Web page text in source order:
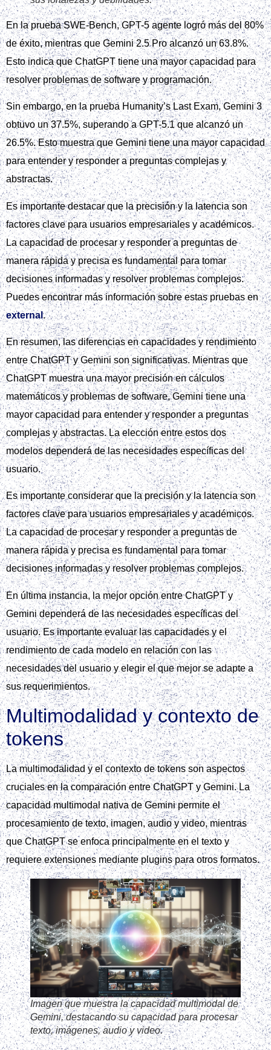
En la prueba SWE-Bench, GPT-5 agente logró más del 80%
de éxito, mientras que Gemini 2.5 Pro alcanzó un 63.8%.
Esto indica que ChatGPT tiene una mayor capacidad para
resolver problemas de software y programación.
Sin embargo, en la prueba Humanity’s Last Exam, Gemini 3
obtuvo un 37.5%, superando a GPT-5.1 que alcanzó un
26.5%. Esto muestra que Gemini tiene una mayor capacidad
para entender y responder a preguntas complejas y
abstractas.
Es importante destacar que la precisión y la latencia son
factores clave para usuarios empresariales y académicos.
La capacidad de procesar y responder a preguntas de
manera rápida y precisa es fundamental para tomar
decisiones informadas y resolver problemas complejos.
Puedes encontrar más información sobre estas pruebas en
external.
En resumen, las diferencias en capacidades y rendimiento
entre ChatGPT y Gemini son significativas. Mientras que
ChatGPT muestra una mayor precisión en cálculos
matemáticos y problemas de software, Gemini tiene una
mayor capacidad para entender y responder a preguntas
complejas y abstractas. La elección entre estos dos
modelos dependerá de las necesidades específicas del
usuario.
Es importante considerar que la precisión y la latencia son
factores clave para usuarios empresariales y académicos.
La capacidad de procesar y responder a preguntas de
manera rápida y precisa es fundamental para tomar
decisiones informadas y resolver problemas complejos.
En última instancia, la mejor opción entre ChatGPT y
Gemini dependerá de las necesidades específicas del
usuario. Es importante evaluar las capacidades y el
rendimiento de cada modelo en relación con las
necesidades del usuario y elegir el que mejor se adapte a
sus requerimientos.
Multimodalidad y contexto de
tokens
La multimodalidad y el contexto de tokens son aspectos
cruciales en la comparación entre ChatGPT y Gemini. La
capacidad multimodal nativa de Gemini permite el
procesamiento de texto, imagen, audio y video, mientras
que ChatGPT se enfoca principalmente en el texto y
requiere extensiones mediante plugins para otros formatos.
Imagen que muestra la capacidad multimodal de
Gemini, destacando su capacidad para procesar
texto, imágenes, audio y video.